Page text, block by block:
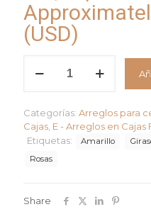
(USD)
Corazón
Categorías: Arreglos para
Cajas, E - Arreglos en Cajas
Etiquetas:
Amarillo
Rosas
Share